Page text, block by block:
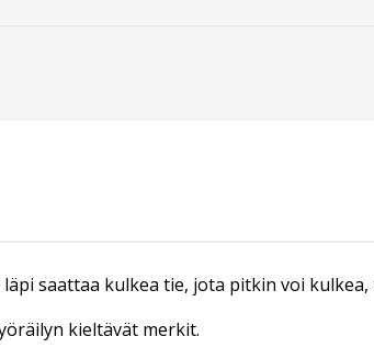
saattaa kulkea tie, jota pitkin voi kulkea,
kieltävät merkit.